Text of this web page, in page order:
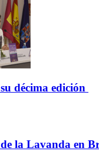
décima edición
la Lavanda en